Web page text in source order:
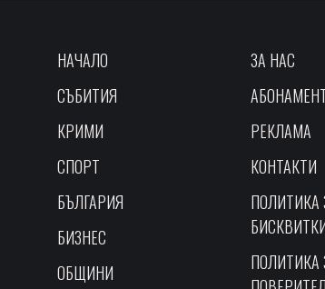
НАЧАЛО
СЪБИТИЯ
КРИМИ
СПОРТ
БЪЛГАРИЯ
БИЗНЕС
ОБЩИНИ
ЗА НАС
РЕКЛАМА
КОНТАКТИ
ПОЛИТИКА
ПОЛИТИКА